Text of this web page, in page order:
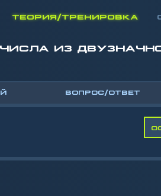
ТЕОРИЯ/ТРЕНИРОВКА
ИЗ
ВОПРОС/ОТВЕТ